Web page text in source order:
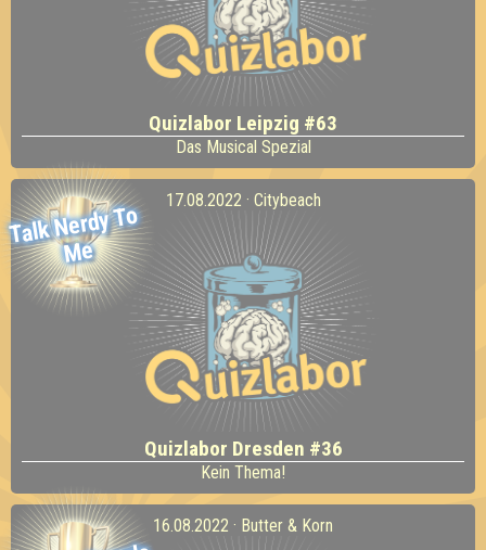
Quizlabor Leipzig #63
Das Musical Spezial
Talk
Nerdy To
Me
17.08.2022 · Citybeach
Quizlabor Dresden #36
Kein Thema!
16.08.2022 · Butter & Korn